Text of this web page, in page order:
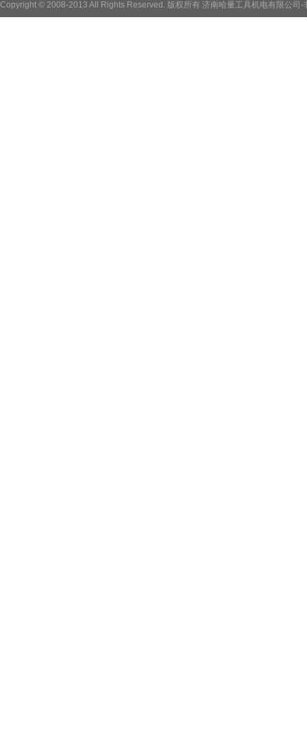
Copyright © 2008-2013 All Rights Reserved. 版权所有 济南哈量工具机电有限公司-